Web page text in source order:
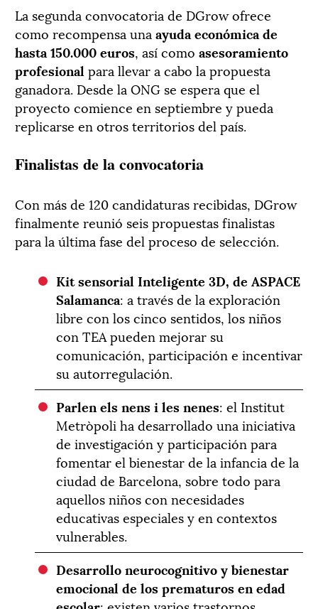
La segunda convocatoria de DGrow ofrece
como recompensa una ayuda económica de
hasta 150.000 euros, así como asesoramiento
profesional para llevar a cabo la propuesta
ganadora. Desde la ONG se espera que el
proyecto comience en septiembre y pueda
replicarse en otros territorios del país.
Finalistas de la convocatoria
Con más de 120 candidaturas recibidas, DGrow
finalmente reunió seis propuestas finalistas
para la última fase del proceso de selección.
Kit sensorial Inteligente 3D, de ASPACE
Salamanca: a través de la exploración
libre con los cinco sentidos, los niños
con TEA pueden mejorar su
comunicación, participación e incentivar
su autorregulación.
Parlen els nens i les nenes: el Institut
Metròpoli ha desarrollado una iniciativa
de investigación y participación para
fomentar el bienestar de la infancia de la
ciudad de Barcelona, sobre todo para
aquellos niños con necesidades
educativas especiales y en contextos
vulnerables.
Desarrollo neurocognitivo y bienestar
emocional de los prematuros en edad